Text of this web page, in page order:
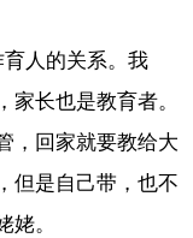
人的关系。我
长也是教育者。
，回家就要教给大
但是自己带，也不
姥。